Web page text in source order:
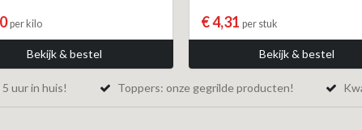
per kilo
Bekijk & bestel
€ 4,31 per stuk
Bekijk & bestel
uur in huis! Toppers: onze gegrilde producten!